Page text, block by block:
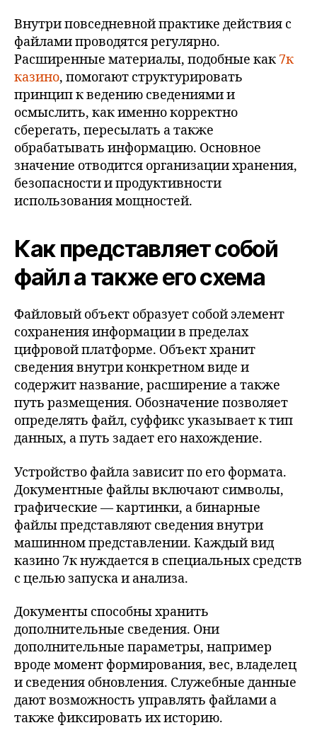
Внутри повседневной практике действия с
файлами проводятся регулярно.
Расширенные материалы, подобные как 7к
казино, помогают структурировать
принцип к ведению сведениями и
осмыслить, как именно корректно
сберегать, пересылать а также
обрабатывать информацию. Основное
значение отводится организации хранения,
безопасности и продуктивности
использования мощностей.
Как представляет собой
файл а также его схема
Файловый объект образует собой элемент
сохранения информации в пределах
цифровой платформе. Объект хранит
сведения внутри конкретном виде и
содержит название, расширение а также
путь размещения. Обозначение позволяет
определять файл, суффикс указывает к тип
данных, а путь задает его нахождение.
Устройство файла зависит по его формата.
Документные файлы включают символы,
графические — картинки, а бинарные
файлы представляют сведения внутри
машинном представлении. Каждый вид
казино 7к нуждается в специальных средств
с целью запуска и анализа.
Документы способны хранить
дополнительные сведения. Они
дополнительные параметры, например
вроде момент формирования, вес, владелец
и сведения обновления. Служебные данные
дают возможность управлять файлами а
также фиксировать их историю.